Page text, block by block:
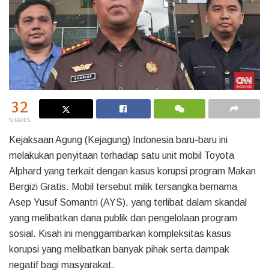
32
SHARES
Kejaksaan Agung (Kejagung) Indonesia baru-baru ini
melakukan penyitaan terhadap satu unit mobil Toyota
Alphard yang terkait dengan kasus korupsi program Makan
Bergizi Gratis. Mobil tersebut milik tersangka bernama
Asep Yusuf Somantri (AYS), yang terlibat dalam skandal
yang melibatkan dana publik dan pengelolaan program
sosial. Kisah ini menggambarkan kompleksitas kasus
korupsi yang melibatkan banyak pihak serta dampak
negatif bagi masyarakat.